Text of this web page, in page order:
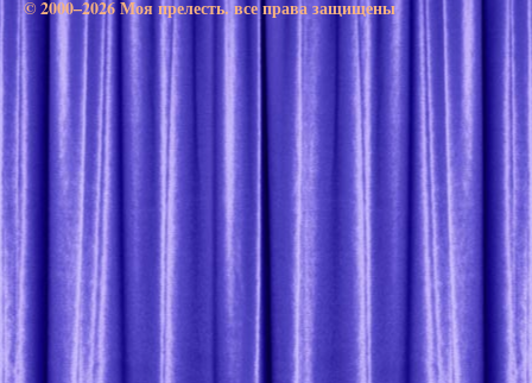
© 2000–2026 Моя прелесть. все права защищены